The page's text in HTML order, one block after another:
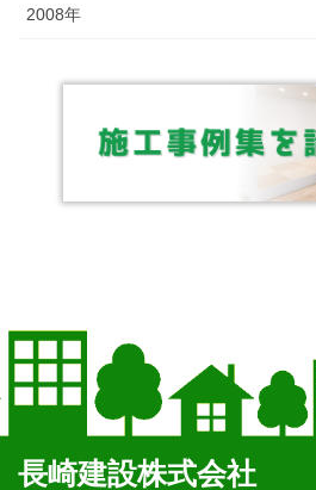
2008年
長崎建設株式会社